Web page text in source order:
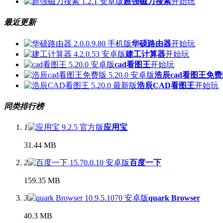
最近更新
华硕路由器开始玩
建工计算器开始玩
cad看图王开始玩
浩辰cad看图王免
浩辰CAD看图王开始玩
同类排行榜
1 应用宝
31.44 MB
2 百度一下
159.35 MB
3 quark Browser
40.3 MB